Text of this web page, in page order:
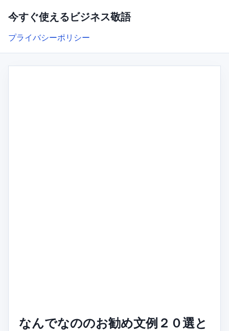
今すぐ使えるビジネス敬語
プライバシーポリシー
なんでなののお勧め文例２０選と